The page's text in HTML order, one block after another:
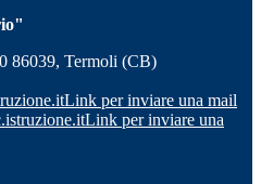
86039, Termoli (CB)
Link per inviare una mail
Link per inviare una